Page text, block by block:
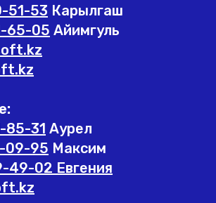
51-53 Карылгаш
65-05 Айимгуль
85-31 Аурел
09-95 Максим
49-02 Евгения